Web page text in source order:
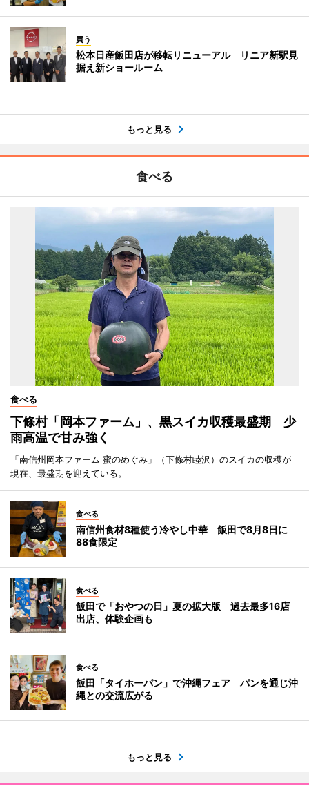
買う
松本日産飯田店が移転リニューアル リニア新駅見
据え新ショールーム
もっと見る
食べる
食べる
下條村「岡本ファーム」、黒スイカ収穫最盛期 少
雨高温で甘み強く
「南信州岡本ファーム 蜜のめぐみ」（下條村睦沢）のスイカの収穫が
現在、最盛期を迎えている。
食べる
南信州食材8種使う冷やし中華 飯田で8月8日に
88食限定
食べる
飯田で「おやつの日」夏の拡大版 過去最多16店
出店、体験企画も
食べる
飯田「タイホーパン」で沖縄フェア パンを通じ沖
縄との交流広がる
もっと見る